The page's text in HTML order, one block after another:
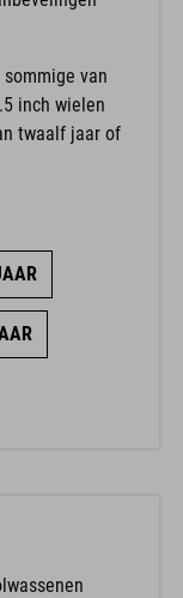
van
inch wielen
twaalf jaar of